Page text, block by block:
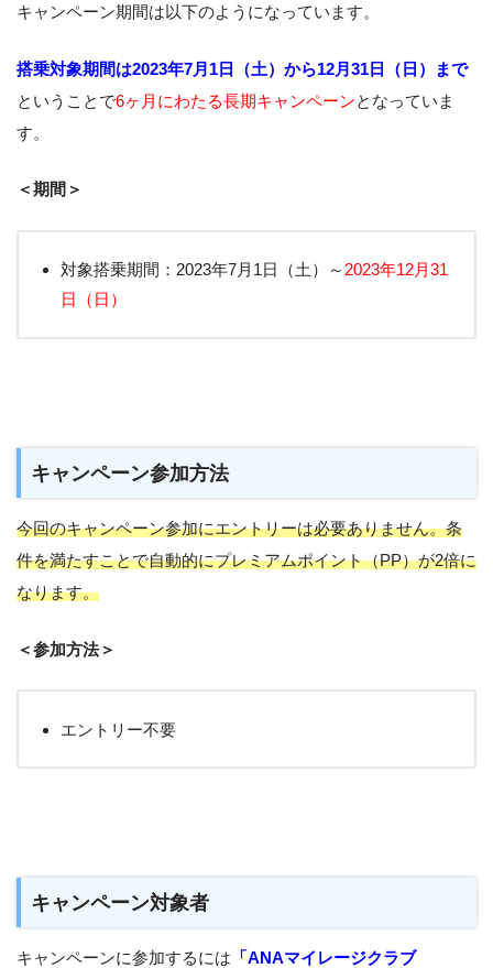
キャンペーン期間は以下のようになっています。
搭乗対象期間は2023年7月1日（土）から12月31日（日）まで
ということで6ヶ月にわたる長期キャンペーンとなっていま
す。
＜期間＞
対象搭乗期間：2023年7月1日（土）～ 2023年12月31
日（日）
キャンペーン参加方法
今回のキャンペーン参加にエントリーは必要ありません。条
件を満たすことで自動的にプレミアムポイント（PP）が2倍に
なります。
＜参加方法＞
エントリー不要
キャンペーン対象者
キャンペーンに参加するには 「ANAマイレージクラブ